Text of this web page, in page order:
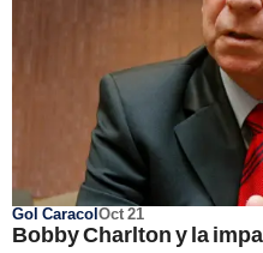
Gol CaracolOct 21
Bobby Charlton y la